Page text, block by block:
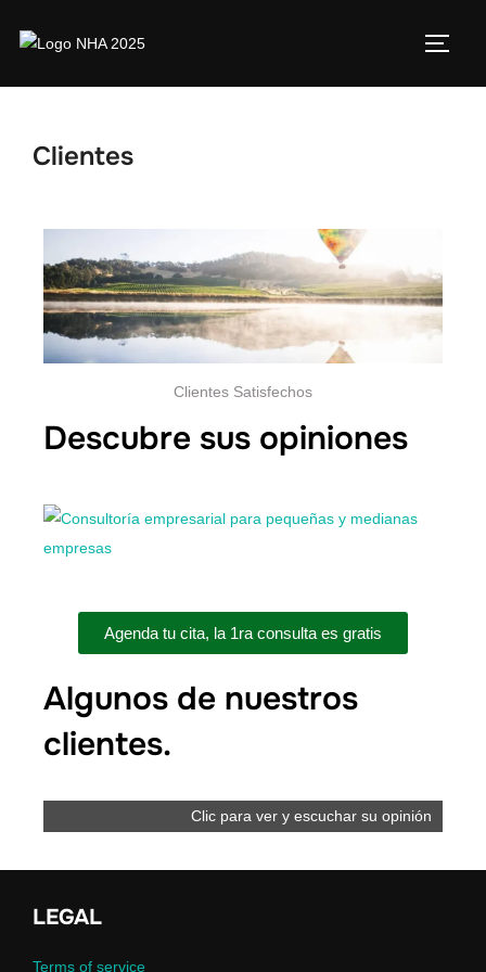
Clientes
Clientes Satisfechos
Descubre sus opiniones
Agenda tu cita, la 1ra consulta es gratis
Algunos de nuestros
clientes.
Clic para ver y escuchar su opinión
LEGAL
Terms of service